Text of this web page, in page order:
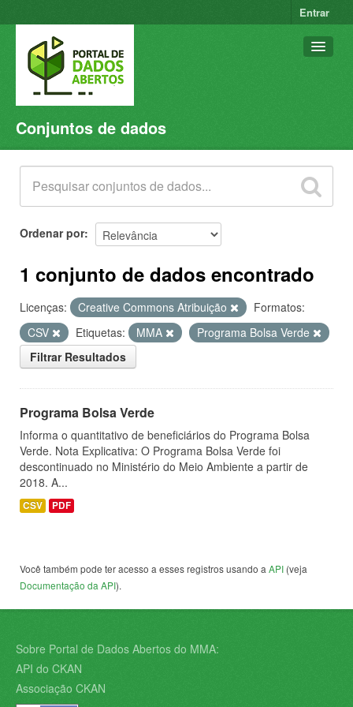
Entrar
Conjuntos de dados
Organizações
Grupos
Sobre
Conjuntos de dados
Ordenar por
1 conjunto de dados encontrado
Licenças: Creative Commons Atribuição
Formatos:
CSV
Etiquetas: MMA
Programa Bolsa Verde
Filtrar Resultados
Programa Bolsa Verde
Informa o quantitativo de beneficiários do Programa Bolsa
Verde. Nota Explicativa: O Programa Bolsa Verde foi
descontinuado no Ministério do Meio Ambiente a partir de
2018. A...
CSV PDF
Você também pode ter acesso a esses registros usando a API (veja
Documentação da API).
Sobre Portal de Dados Abertos do MMA:
API do CKAN
Associação CKAN